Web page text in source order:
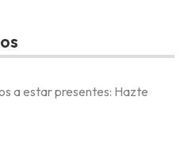
a estar presentes: Hazte